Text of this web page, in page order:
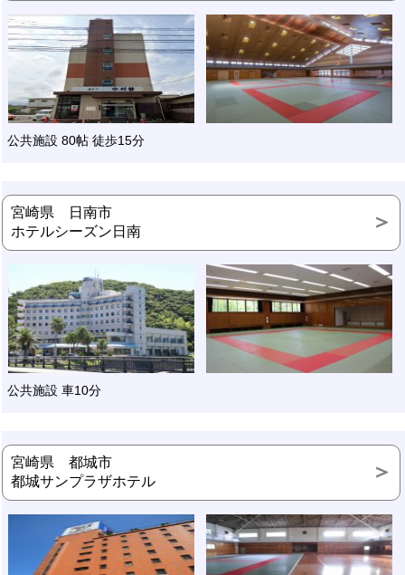
公共施設 80帖 徒歩15分
宮崎県 日南市
ホテルシーズン日南
公共施設 車10分
宮崎県 都城市
都城サンプラザホテル